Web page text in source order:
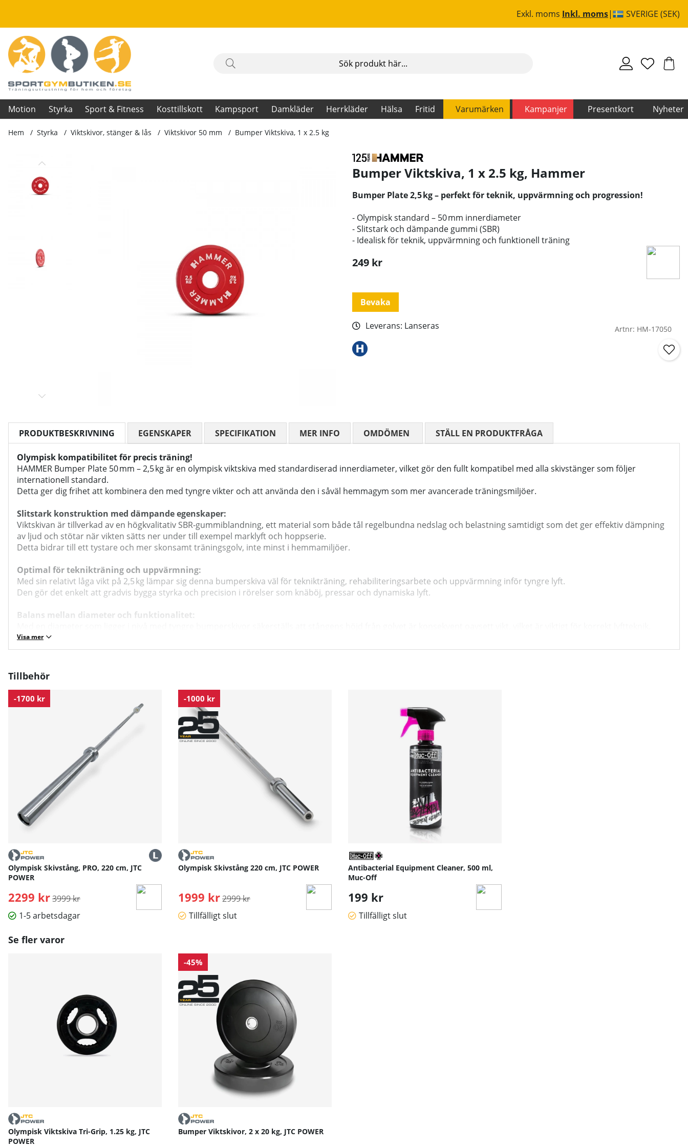
Exkl. moms Inkl. moms SVERIGE (SEK)
Motion Styrka Sport & Fitness Kosttillskott Kampsport Damkläder Herrkläder Hälsa Fritid Varumärken Kampanjer Presentkort Nyheter
Hem Styrka Viktskivor, stänger & lås Viktskivor 50 mm Bumper Viktskiva, 1 x 2.5 kg
Produktbilder Bumper Viktskiva, 1 x 2.5 kg
Bumper Viktskiva, 1 x 2.5 kg, Hammer
Bumper Plate 2,5 kg – perfekt för teknik, uppvärmning och progression!
- Olympisk standard – 50 mm innerdiameter
- Slitstark och dämpande gummi (SBR)
- Idealisk för teknik, uppvärmning och funktionell träning
249 kr
Bevaka
Leverans: Lanseras Artnr: HM-17050
PRODUKTBESKRIVNING
Olympisk kompatibilitet för precis träning!
HAMMER Bumper Plate 50 mm – 2,5 kg är en olympisk viktskiva med standardiserad innerdiameter, vilket gör den fullt kompatibel med alla skivstänger som följer
internationell standard.
Detta ger dig frihet att kombinera den med tyngre vikter och att använda den i såväl hemmagym som mer avancerade träningsmiljöer.
Slitstark konstruktion med dämpande egenskaper:
Viktskivan är tillverkad av en högkvalitativ SBR‑gummiblandning, ett material som både tål regelbundna nedslag och belastning samtidigt som det ger effektiv dämpning
av ljud och stötar när vikten sätts ner under till exempel marklyft och hoppserie.
Detta bidrar till ett tystare och mer skonsamt träningsgolv, inte minst i hemmamiljöer.
Optimal för teknikträning och uppvärmning:
Med sin relativt låga vikt på 2,5 kg lämpar sig denna bumperskiva väl för teknikträning, rehabiliteringsarbete och uppvärmning inför tyngre lyft.
Den gör det enkelt att gradvis bygga styrka och precision i rörelser som knäböj, pressar och dynamiska lyft.
Balans mellan diameter och funktionalitet:
Detta gör skivan till ett självklart val även i program där repetitionsteknik och rytm är avgörande.
Material: SBR‑gummi – robust och dämpande
Innerdiameter: 50 mm – passar olympiska skivstänger
Ytterdiameter: cirka 45 cm
Vikt: 2,5 kg
Visa mer
EGENSKAPER SPECIFIKATION MER INFO OMDÖMEN MEDELBETYG 0 AV 5 ANTAL BETYG 0
STÄLL EN PRODUKTFRÅGA
Tillbehör
-1700 kr
Olympisk Skivstång, PRO, 220 cm, JTC
POWER
2299 kr Ordinarie pris:
3999 kr
1-5 arbetsdagar
-1000 kr
Olympisk Skivstång 220 cm, JTC POWER
1999 kr Ordinarie pris:
2999 kr
Tillfälligt slut
Antibacterial Equipment Cleaner, 500 ml,
Muc-Off
199 kr
Tillfälligt slut
Se fler varor
Olympisk Viktskiva Tri-Grip, 1.25 kg, JTC
POWER
-45%
Bumper Viktskivor, 2 x 20 kg, JTC POWER